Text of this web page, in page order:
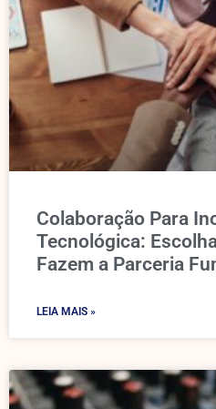
Colaboração Para
Tecnológica:
Fazem a Parceria
LEIA MAIS »